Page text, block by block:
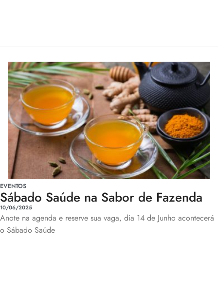
EVENTOS
Sábado Saúde na Sabor de Fazenda
10/06/2025
Anote na agenda e reserve sua vaga, dia 14 de Junho acontecerá
o Sábado Saúde